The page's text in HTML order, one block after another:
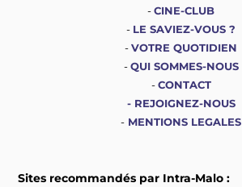
-CINE-CLUB
- LE SAVIEZ-VOUS ?
-VOTRE QUOTIDIEN
-QUI SOMMES-NOUS
-CONTACT
- REJOIGNEZ-NOUS
- MENTIONS LEGALES
Sites recommandés par Intra-Malo :